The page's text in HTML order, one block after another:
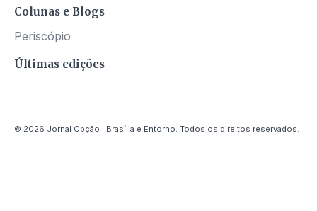
Colunas e Blogs
Periscópio
Últimas edições
© 2026 Jornal Opção | Brasília e Entorno. Todos os direitos reservados.